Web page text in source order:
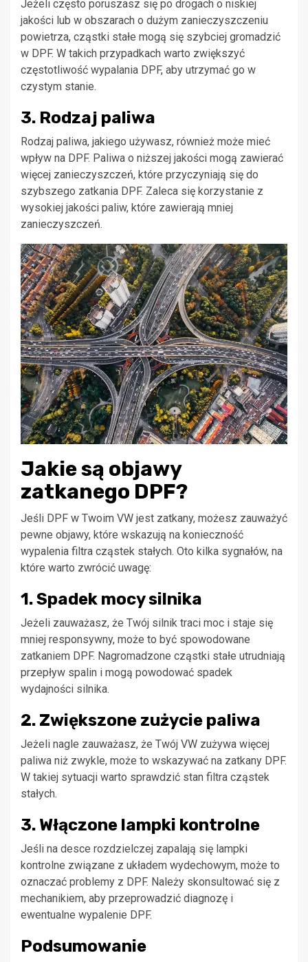
Jeżeli często poruszasz się po drogach o niskiej
jakości lub w obszarach o dużym zanieczyszczeniu
powietrza, cząstki stałe mogą się szybciej gromadzić
w DPF. W takich przypadkach warto zwiększyć
częstotliwość wypalania DPF, aby utrzymać go w
czystym stanie.
3. Rodzaj paliwa
Rodzaj paliwa, jakiego używasz, również może mieć
wpływ na DPF. Paliwa o niższej jakości mogą zawierać
więcej zanieczyszczeń, które przyczyniają się do
szybszego zatkania DPF. Zaleca się korzystanie z
wysokiej jakości paliw, które zawierają mniej
zanieczyszczeń.
Jakie są objawy
zatkanego DPF?
Jeśli DPF w Twoim VW jest zatkany, możesz zauważyć
pewne objawy, które wskazują na konieczność
wypalenia filtra cząstek stałych. Oto kilka sygnałów, na
które warto zwrócić uwagę:
1. Spadek mocy silnika
Jeżeli zauważasz, że Twój silnik traci moc i staje się
mniej responsywny, może to być spowodowane
zatkaniem DPF. Nagromadzone cząstki stałe utrudniają
przepływ spalin i mogą powodować spadek
wydajności silnika.
2. Zwiększone zużycie paliwa
Jeżeli nagle zauważasz, że Twój VW zużywa więcej
paliwa niż zwykle, może to wskazywać na zatkany DPF.
W takiej sytuacji warto sprawdzić stan filtra cząstek
stałych.
3. Włączone lampki kontrolne
Jeśli na desce rozdzielczej zapalają się lampki
kontrolne związane z układem wydechowym, może to
oznaczać problemy z DPF. Należy skonsultować się z
mechanikiem, aby przeprowadzić diagnozę i
ewentualne wypalenie DPF.
Podsumowanie